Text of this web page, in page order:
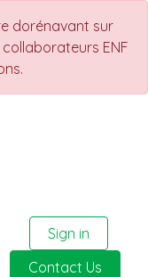
dorénavant sur
ENF
Sign in
Contact Us